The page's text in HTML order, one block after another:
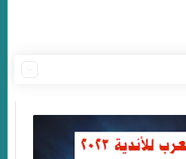
المنامة البحريني في كأس العرب
و المنامة البحريني في كأس